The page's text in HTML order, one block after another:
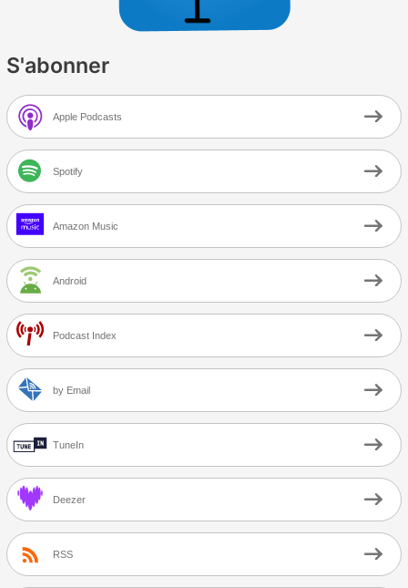
S'abonner
Apple Podcasts
Spotify
Amazon Music
Android
Podcast Index
by Email
TuneIn
Deezer
RSS